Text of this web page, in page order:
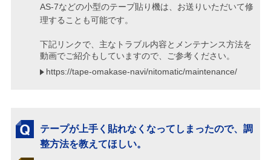
AS-7などの小型のテープ貼り機は、お送りいただいて修
理することも可能です。
下記リンクで、主なトラブル内容とメンテナンス方法を
動画でご紹介もしていますので、ご参考ください。
https://tape-omakase-navi/nitomatic/maintenance/
テープが上手く貼れなくなってしまったので、調
整方法を教えてほしい。